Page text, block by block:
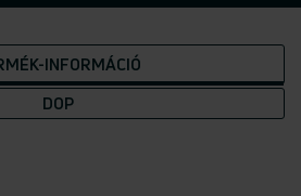
INFORMÁCIÓ
DOP